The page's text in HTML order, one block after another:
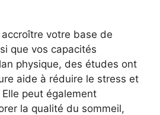
votre base de
que vos capacités
physique, des études ont
aide à réduire le stress et
peut également
la qualité du sommeil,